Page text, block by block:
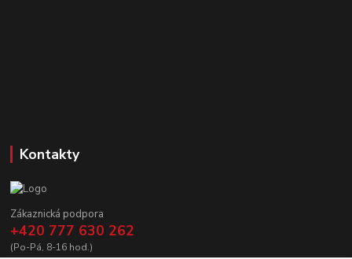
Kontakty
Zákaznická podpora
+420 777 630 262
(Po-Pá, 8-16 hod.)